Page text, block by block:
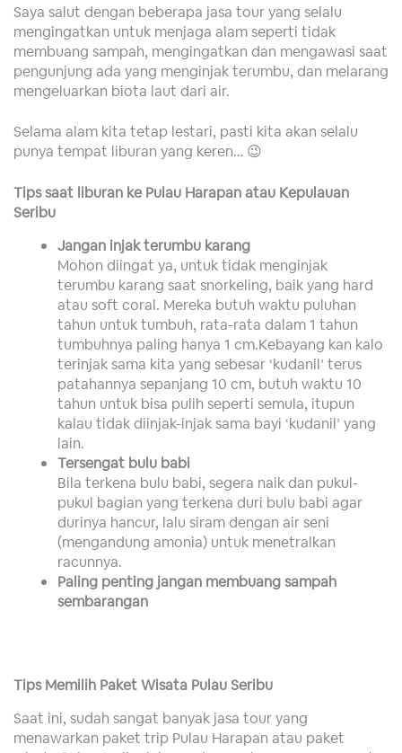
Saya salut dengan beberapa jasa tour yang selalu
mengingatkan untuk menjaga alam seperti tidak
membuang sampah, mengingatkan dan mengawasi saat
pengunjung ada yang menginjak terumbu, dan melarang
mengeluarkan biota laut dari air.
Selama alam kita tetap lestari, pasti kita akan selalu
punya tempat liburan yang keren… 😉
Tips saat liburan ke Pulau Harapan atau Kepulauan
Seribu
Jangan injak terumbu karang
Mohon diingat ya, untuk tidak menginjak
terumbu karang saat snorkeling, baik yang hard
atau soft coral. Mereka butuh waktu puluhan
tahun untuk tumbuh, rata-rata dalam 1 tahun
tumbuhnya paling hanya 1 cm.Kebayang kan kalo
terinjak sama kita yang sebesar ‘kudanil’ terus
patahannya sepanjang 10 cm, butuh waktu 10
tahun untuk bisa pulih seperti semula, itupun
kalau tidak diinjak-injak sama bayi ‘kudanil’ yang
lain.
Tersengat bulu babi
Bila terkena bulu babi, segera naik dan pukul-
pukul bagian yang terkena duri bulu babi agar
durinya hancur, lalu siram dengan air seni
(mengandung amonia) untuk menetralkan
racunnya.
Paling penting jangan membuang sampah
sembarangan
Tips Memilih Paket Wisata Pulau Seribu
Saat ini, sudah sangat banyak jasa tour yang
menawarkan paket trip Pulau Harapan atau paket